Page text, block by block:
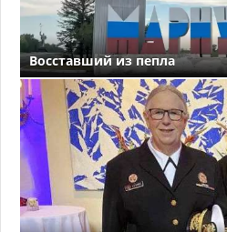
Восставший из пепла